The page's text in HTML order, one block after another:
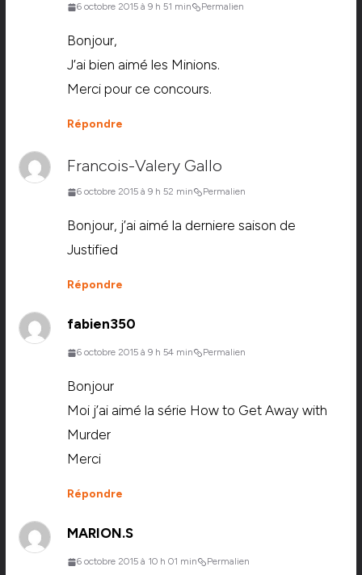
6 octobre 2015 à 9 h 51 min Permalien
Bonjour,
J’ai bien aimé les Minions.
Merci pour ce concours.
Répondre
Francois-Valery Gallo
6 octobre 2015 à 9 h 52 min Permalien
Bonjour, j’ai aimé la derniere saison de
Justified
Répondre
fabien350
6 octobre 2015 à 9 h 54 min Permalien
Bonjour
Moi j’ai aimé la série How to Get Away with
Murder
Merci
Répondre
MARION.S
6 octobre 2015 à 10 h 01 min Permalien